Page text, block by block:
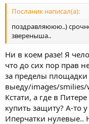
Посланик написал(а):
поздравляююю..)
звереныша..
Ни в коем разе! Я
что до сих пор прав
за пределы
выеду/images/
Кстати, а где в
купить защиту? А-то
Иперчатки нулевые..